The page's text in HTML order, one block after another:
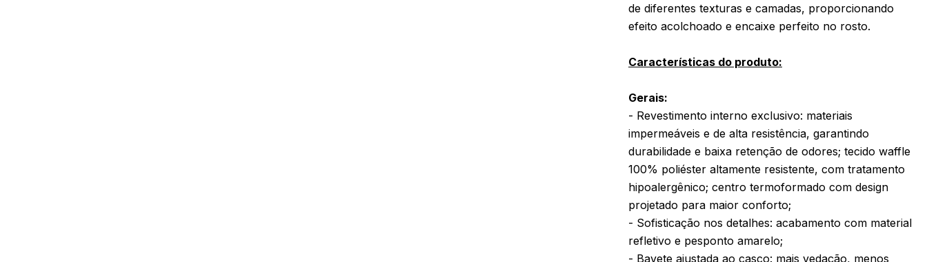
de diferentes texturas e camadas, proporcionando
efeito acolchoado e encaixe perfeito no rosto.
Características do produto:
Gerais:
- Revestimento interno exclusivo: materiais
impermeáveis e de alta resistência, garantindo
durabilidade e baixa retenção de odores; tecido waffle
100% poliéster altamente resistente, com tratamento
hipoalergênico; centro termoformado com design
projetado para maior conforto;
- Sofisticação nos detalhes: acabamento com material
refletivo e pesponto amarelo;
- Bavete ajustada ao casco: mais vedação, menos